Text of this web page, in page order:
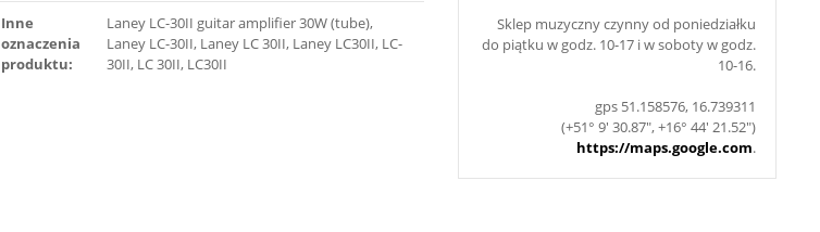
Inne
oznaczenia
produktu:
Laney LC-30II guitar amplifier 30W (tube),
Laney LC-30II, Laney LC 30II, Laney LC30II, LC-
30II, LC 30II, LC30II
Sklep muzyczny czynny od poniedziałku
do piątku w godz. 10-17 i w soboty w godz.
10-16.
gps 51.158576, 16.739311
(+51° 9' 30.87", +16° 44' 21.52")
https://maps.google.com.